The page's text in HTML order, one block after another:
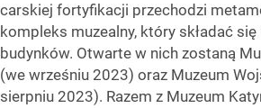
carskiej fortyfikacji przechodzi
kompleks muzealny, który składać
budynków. Otwarte w nich zostaną
(we wrześniu 2023) oraz Muzeum
sierpniu 2023). Razem z Muzeum